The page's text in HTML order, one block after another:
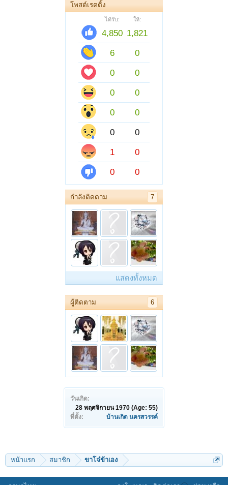
โพสต์เรตติ้ง
ได้รับ: ให้:
4,850 1,821
6
0
0
0
0
0
0
0
0
0
1
0
0
0
กำลังติดตาม 7
แสดงทั้งหมด
ผู้ติดตาม 6
วันเกิด:
28 พฤศจิกายน 1970 (Age: 55)
ที่ตั้ง:
บ้านเกิด นครสวรรค์
หน้าแรก สมาชิก ขาโจ๋ข้าเอง